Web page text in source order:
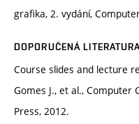
grafika, 2. vydání,
DOPORUČENÁ LITERATURA
Course slides and lecture
Gomes J., et al., Computer
Press, 2012.